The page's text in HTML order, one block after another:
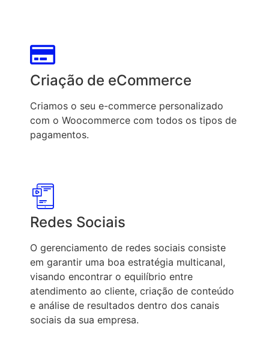
Criação de eCommerce
Criamos o seu e-commerce personalizado
com o Woocommerce com todos os tipos de
pagamentos.
Redes Sociais
O gerenciamento de redes sociais consiste
em garantir uma boa estratégia multicanal,
visando encontrar o equilíbrio entre
atendimento ao cliente, criação de conteúdo
e análise de resultados dentro dos canais
sociais da sua empresa.